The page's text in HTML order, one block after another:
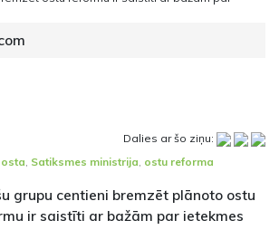
Dalies ar šo ziņu:
osta Satiksmes ministrija ostu reforma
grupu centieni bremzēt plānoto ostu
ir saistīti ar bažām par ietekmes